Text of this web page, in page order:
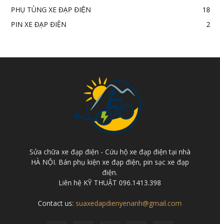
PHỤ TÙNG XE ĐẠP ĐIỆN
18
PIN XE ĐẠP ĐIỆN
2
Sửa chữa xe đạp điện - Cứu hộ xe đạp điện tại nhà
HÀ NỘI. Bán phụ kiện xe đạp điện, pin sạc xe đạp
điện.
Liên hệ KỸ THUẬT 096.1413.398
Contact us: suaxedapdienyenanh@gmail.com